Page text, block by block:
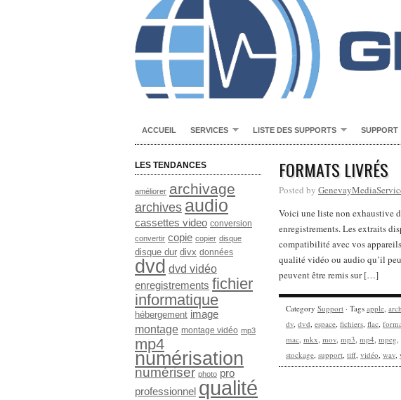
ACCUEIL SERVICES LISTE DES SUPPORTS SUPPORT
LES TENDANCES
améliorer archivage
archives audio
cassettes video conversion
convertir copie copier disque
disque dur divx données
dvd dvd vidéo
enregistrements fichier
informatique
hébergement image
montage montage vidéo mp3
mp4
numérisation
numériser photo pro
professionnel qualité
FORMATS LIVRÉS
Posted by
Voici une liste non exhaustive
enregistrements. Les extraits
compatibilité avec vos
qualité vidéo ou audio qu’il
peuvent être remis sur […]
Category Support · Tags apple,
dv, dvd, espace, fichiers, flac,
mac, mkx, mov, mp3, mp4, mpeg,
stockage, support, tiff, vidéo, wav,